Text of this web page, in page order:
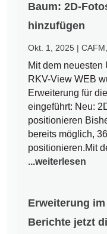
Baum: 2D-
hinzufügen
Okt. 1, 2025 |CAFM
Mit dem neuesten
RKV-View WEB
Erweiterung für
eingeführt: Neu:
positionieren
bereits möglich,
positionieren.Mit
...weiterlesen
Erweiterung
Berichte jetzt